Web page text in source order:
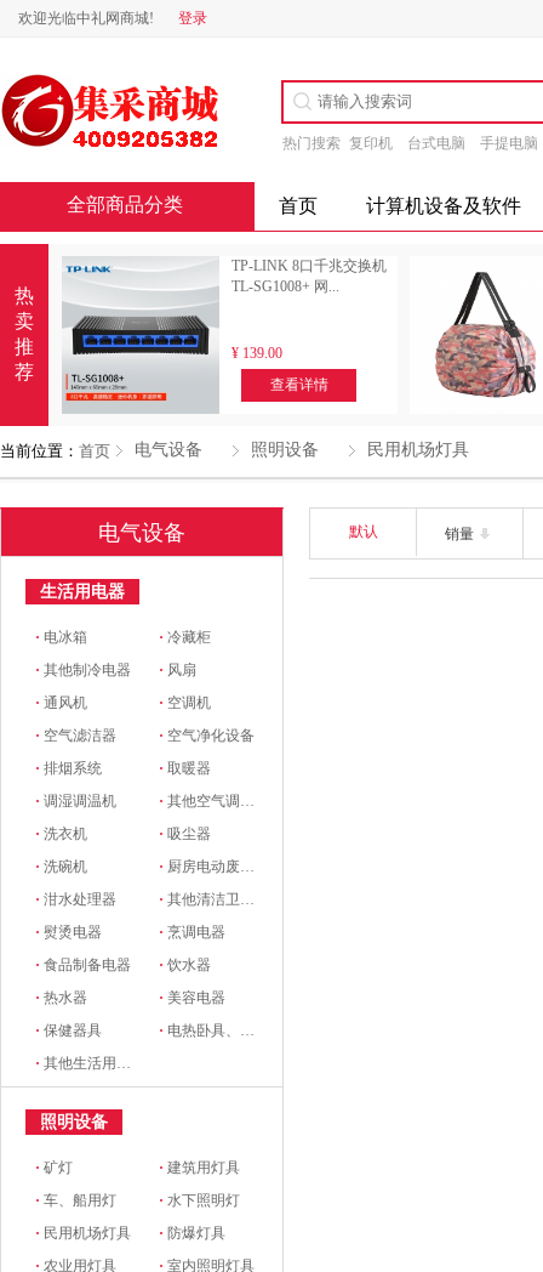
欢迎光临中礼网商城! 登录
热门搜索 复印机 台式电脑 手提电脑
全部商品分类 首页 计算机设备及软件
热
卖
推
荐
TP-LINK 8口千兆交换机
TL-SG1008+ 网...
¥ 139.00
查看详情
当前位置： 首页 电气设备 照明设备 民用机场灯具
电气设备
生活用电器
· 电冰箱 ·冷藏柜
·其他制冷电器 · 风扇
·通风机 · 空调机
· 空气滤洁器 · 空气净化设备
·排烟系统 ·取暖器
·调湿调温机 ·其他空气调节电器
·洗衣机 ·吸尘器
·洗碗机 · 厨房电动废物处理器
·泔水处理器 ·其他清洁卫生电器
·熨烫电器 ·烹调电器
·食品制备电器 ·饮水器
·热水器 ·美容电器
·保健器具 · 电热卧具、服装
·其他生活用电器
照明设备
·矿灯 ·建筑用灯具
·车、船用灯 ·水下照明灯
· 民用机场灯具 · 防爆灯具
·农业用灯具 ·室内照明灯具
默认 销量